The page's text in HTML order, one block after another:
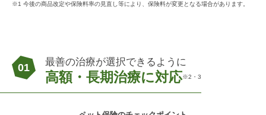
※1 今後の商品改定や保険料率の見直し等により、保険料が変更となる場合があります。
01 最善の治療が選択できるように
高額・長期治療に対応※2・3